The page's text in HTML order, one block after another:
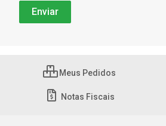
Meus Pedidos
Notas Fiscais